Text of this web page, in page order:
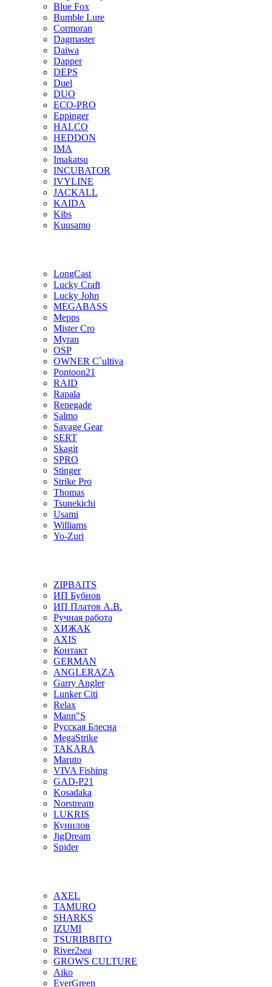
Blue Fox
Bumble Lure
Cormoran
Dagmaster
Daiwa
Dapper
DEPS
Duel
DUO
ECO-PRO
Eppinger
HALCO
HEDDON
IMA
Imakatsu
INCUBATOR
IVYLINE
JACKALL
KAIDA
Kibs
Kuusamo
LongCast
Lucky Craft
Lucky John
MEGABASS
Mepps
Mister Cro
Myran
OSP
OWNER C`ultiva
Pontoon21
RAID
Rapala
Renegade
Salmo
Savage Gear
SERT
Skagit
SPRO
Stinger
Strike Pro
Thomas
Tsunekichi
Usami
Williams
Yo-Zuri
ZIPBAITS
ИП Бубнов
ИП Платов А.В.
Ручная работа
ХИЖАК
AXIS
Контакт
GERMAN
ANGLERAZA
Garry Angler
Lunker Citi
Relax
Mann"S
Русская Блесна
MegaStrike
TAKARA
Maruto
VIVA Fishing
GAD-P21
Kosadaka
Norstream
LUKRIS
Кунилов
JigDream
Spider
AXEL
TAMURO
SHARKS
IZUMI
TSURIBBITO
River2sea
GROWS CULTURE
Aiko
EverGreen